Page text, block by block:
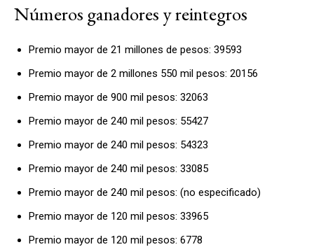
Números ganadores y reintegros
Premio mayor de 21 millones de pesos: 39593
Premio mayor de 2 millones 550 mil pesos: 20156
Premio mayor de 900 mil pesos: 32063
Premio mayor de 240 mil pesos: 55427
Premio mayor de 240 mil pesos: 54323
Premio mayor de 240 mil pesos: 33085
Premio mayor de 240 mil pesos: (no especificado)
Premio mayor de 120 mil pesos: 33965
Premio mayor de 120 mil pesos: 6778